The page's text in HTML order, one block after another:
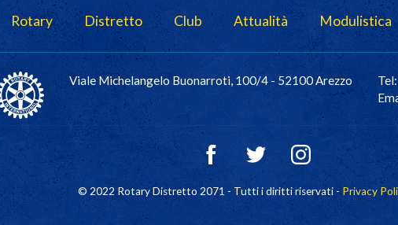
Rotary Distretto Club Attualità Modulistica
Viale Michelangelo Buonarroti, 100/4 - 52100 Arezzo
© 2022 Rotary Distretto 2071 - Tutti i diritti riservati - Privacy